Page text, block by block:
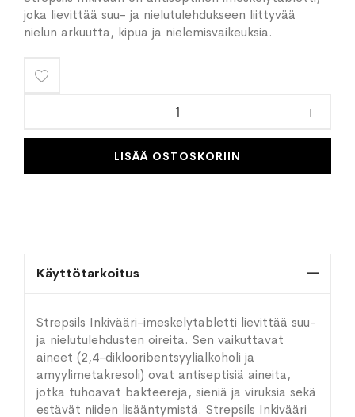
joka lievittää suu- ja nielutulehdukseen liittyvää
nielun arkuutta, kipua ja nielemisvaikeuksia.
toivelistaan
LISÄÄ OSTOSKORIIN
Käyttötarkoitus
Strepsils Inkivääri-imeskelytabletti lievittää suu-
ja nielutulehdusten oireita. Sen vaikuttavat
aineet (2,4-diklooribentsyylialkoholi ja
amyylimetakresoli) ovat antiseptisiä aineita,
jotka tuhoavat bakteereja, sieniä ja viruksia sekä
estävät niiden lisääntymistä. Strepsils Inkivääri